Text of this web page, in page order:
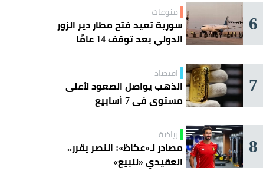
6 منوعات
سورية تعيد فتح مطار دير الزور
الدولي بعد توقف 14 عامًا
7 اقتصاد
الذهب يواصل الصعود لأعلى
مستوى في 7 أسابيع
8 رياضة
مصادر لـ«عكاظ»: النصر يقرر..
العقيدي «للبيع»